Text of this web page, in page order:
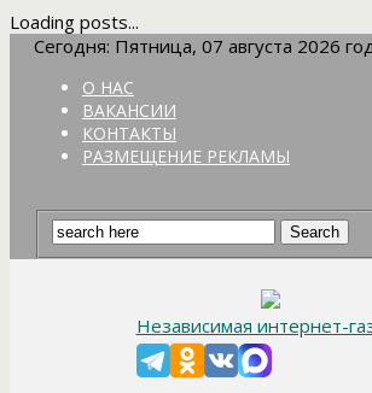
Loading posts...
Сегодня: Пятница, 07 августа 2026
О НАС
ВАКАНСИИ
КОНТАКТЫ
РАЗМЕЩЕНИЕ РЕКЛАМЫ
Независимая интернет-